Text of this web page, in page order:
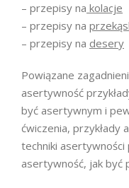
– przepisy na kolacje
– przepisy na
– przepisy na desery
Powiązane
asertywność
być asertywnym i
ćwiczenia, przykłady
techniki asertywności
asertywność, jak być